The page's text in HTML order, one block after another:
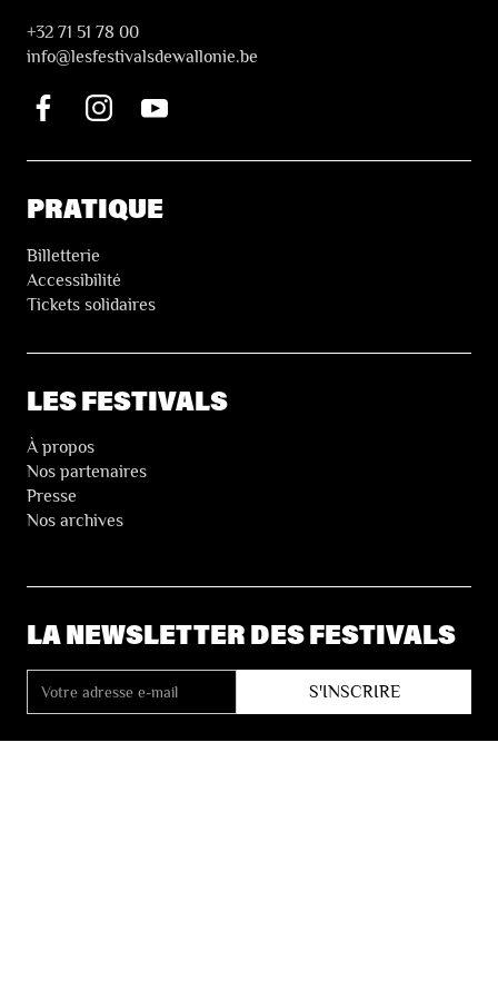
+32 71 51 78 00
info@lesfestivalsdewallonie.be
PRATIQUE
Billetterie
Accessibilité
Tickets solidaires
LES FESTIVALS
À propos
Nos partenaires
Presse
Nos archives
LA NEWSLETTER DES FESTIVALS